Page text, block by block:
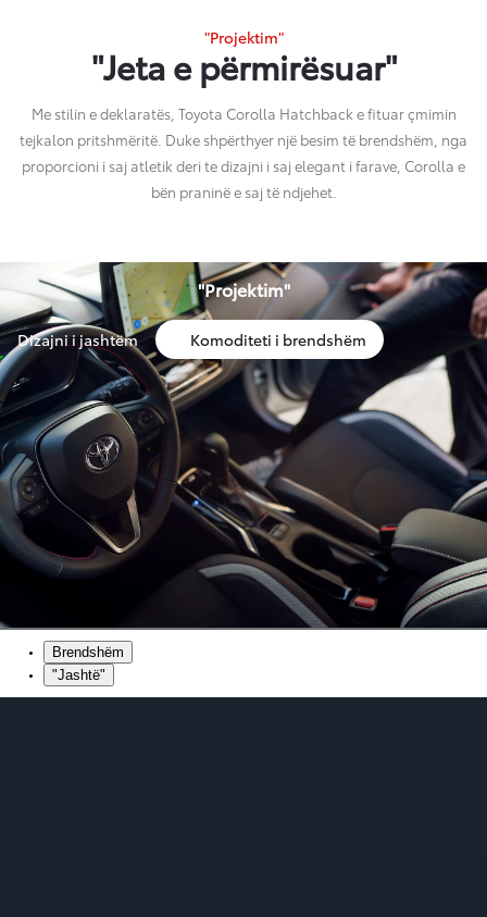
"Projektim"
"Jeta e përmirësuar"
Me stilin e deklaratës, Toyota Corolla Hatchback e fituar çmimin
tejkalon pritshmëritë. Duke shpërthyer një besim të brendshëm, nga
proporcioni i saj atletik deri te dizajni i saj elegant i farave, Corolla e
bën praninë e saj të ndjehet.
"Projektim"
Dizajni i jashtëm Komoditeti i brendshëm
Brendshëm
"Jashtë"